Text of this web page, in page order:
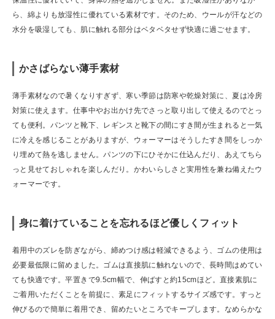
ら、綿よりも放湿性に優れている素材です。そのため、ウールが汗などの
水分を吸湿しても、肌に触れる部分はベタベタせず快適に過ごせます。
かさばらない薄手素材
薄手素材なので暑くなりすぎず、寒い季節は防寒や乾燥対策に、夏は冷房
対策に使えます。仕事中やお出かけ先でさっと取り出して使えるのでとっ
ても便利。パンツと靴下、レギンスと靴下の間にすき間が生まれると一気
に冷えを感じることがありますが、ウォーマーはそうしたすき間をしっか
り埋めて熱を逃しません。パンツの下にひそかに仕込んだり、あえてちら
っと見せておしゃれを楽しんだり。かわいらしさと実用性を兼ね備えたウ
ォーマーです。
身に着けていることを忘れるほど優しくフィット
着用中のズレを防ぎながら、締めつけ感は軽減できるよう、ゴムの使用は
必要最低限に留めました。ゴムは直接肌に触れないので、長時間はめてい
ても快適です。平置きで9.5cm幅で、伸ばすと約15cmほど。直接素肌に
ご着用いただくことを前提に、素足にフィットするサイズ感です。すっと
伸びるので簡単に着用でき、留めたいところでキープします。なめらかな